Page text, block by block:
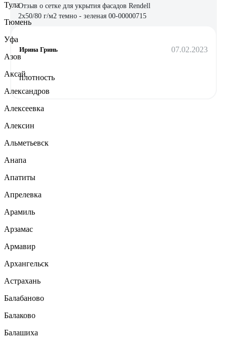
Отзыв о сетке для укрытия фасадов Rendell
2х50/80 г/м2 темно - зеленая 00-00000715
Ирина Гринь 07.02.2023
плотность
Тула
Тюмень
Уфа
Азов
Аксай
Александров
Алексеевка
Алексин
Альметьевск
Анапа
Апатиты
Апрелевка
Арамиль
Арзамас
Армавир
Архангельск
Астрахань
Балабаново
Балаково
Балашиха